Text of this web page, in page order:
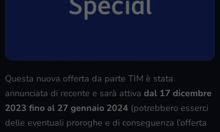
Questa nuova offerta da parte TIM è stata
annunciata di recente e sarà attiva dal 17 dicembre
2023 fino al 27 gennaio 2024 (potrebbero esserci
delle eventuali proroghe e di conseguenza l’offerta